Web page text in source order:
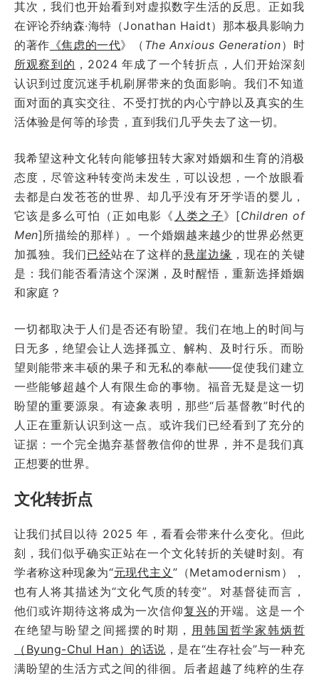
其次，我们也开始看到对虚拟数字生活的反思。正如我
在评论乔纳森·海特（Jonathan Haidt）那本极具影响力
的著作 《焦虑的一代》（ The Anxious Generation）时
所观察到的 ，2024 年成了一个转折点，人们开始深刻
认识到过度沉迷手机刷屏带来的负面影响。我们不知道
面对面的真实交往、不受打扰的内心宁静以及真实的生
活体验是何等的珍贵，直到我们几乎失去了这一切。
我希望这种文化转向能够扭转大家对婚姻和生育的消极
态度，尽管这种转变尚未发生，可以设想，一个放眼看
去都是白发苍苍的世界、却几乎没有牙牙学语的婴儿，
它该是多么可怕（正如电影《 人类之子》[Children of
Men]所描绘的那样）。一个婚姻越来越少的世界必然更
加孤独。我们已经站在了这样的悬崖边缘 ，现在的关键
是：我们能否看清这个深渊，及时醒悟，重新选择婚姻
和家庭？
一切都取决于人们是否还有盼望。我们在地上的时间与
日无多，绝望会让人选择孤立、解构、及时行乐。而盼
望则能带来丰硕的果子和无私的奉献——促使我们建立
一些能够超越个人有限生命的事物。福音无疑是这一切
盼望的重要源泉。有迹象表明，那些“后基督教”时代的
人正在重新认识到这一点。或许我们已经看到了充分的
证据：一个完全抛弃基督教信仰的世界，并不是我们真
正想要的世界。
文化转折点
让我们拭目以待 2025 年，看看会带来什么变化。但此
刻，我们似乎确实正站在一个文化转折的关键时刻。有
学者称这种现象为“元现代主义 ”（Metamodernism），
也有人将其描述为“文化气质的转变”。对基督徒而言，
他们或许期待这将成为一次信仰复兴的开端。这是一个
在绝望与盼望之间摇摆的时期， 用韩国哲学家韩炳哲
（Byung-Chul Han）的话说 ，是在“生存社会”与一种充
满盼望的生活方式之间的徘徊。后者超越了纯粹的生存